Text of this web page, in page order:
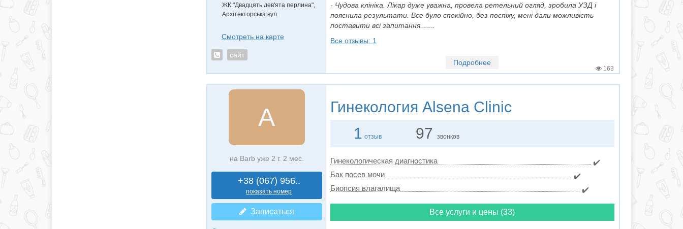
ЖК "Двадцять дев'ята перлина",
Архітекторська вул.
Смотреть на карте
сайт
- Чудова клініка. Лікар дуже уважна, провела ретельний огляд, зробила УЗД і
пояснила результати. Все було спокійно, без поспіху, мені дали можливість
поставити всі запитання.......
Все отзывы: 1
Подробнее
163
A
на Barb уже 2 г. 2 мес.
+38 (067) 956..
показать номер
Записаться
Гинекология Alsena Clinic
1 отзыв 97 звонков
Гинекологическая диагностика
✔️
Бак посев мочи
✔️
Биопсия влагалища
✔️
Все услуги и цены (33)